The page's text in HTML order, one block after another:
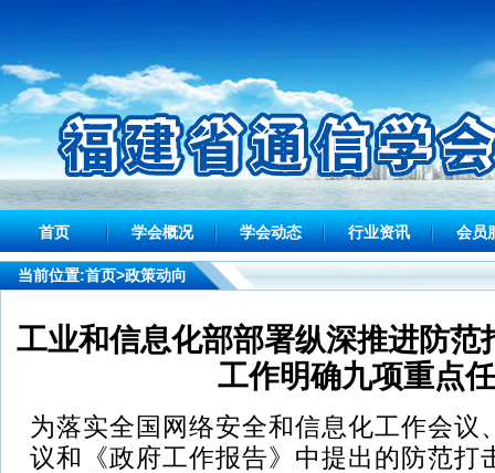
首页 学会概况 学会动态 行业资讯 会员
当前位置:首页>政策动向
工业和信息化部部署纵深推进防范
工作明确九项重点
为落实全国网络安全和信息化工作会议
议和《政府工作报告》中提出的防范打